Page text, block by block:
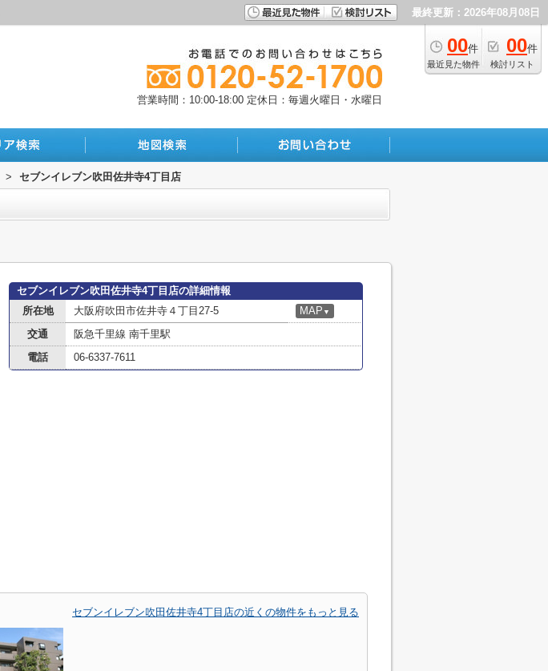
最終更新：2026年08月08日
00件
最近見た物件
00件
検討リスト
営業時間：10:00-18:00 定休日：毎週火曜日・水曜日
> セブンイレブン吹田佐井寺4丁目店
セブンイレブン吹田佐井寺4丁目店の詳細情報
所在地
大阪府吹田市佐井寺４丁目27-5 MAP ▼
交通
阪急千里線 南千里駅
電話
06-6337-7611
セブンイレブン吹田佐井寺4丁目店の近くの物件をもっと見る